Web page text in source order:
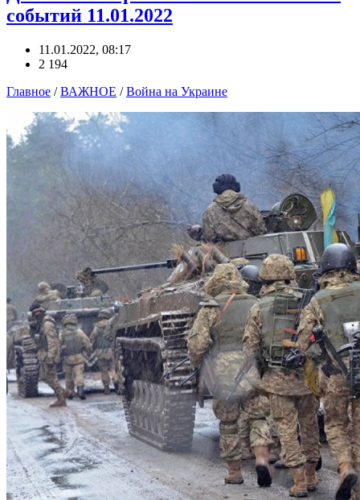
событий 11.01.2022
11.01.2022, 08:17
2 194
Главное /ВАЖНОЕ /Война на Украине